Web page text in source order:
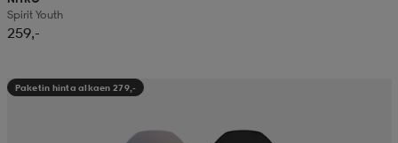
Spirit Youth
259,-
Paketin hinta alkaen 279,-